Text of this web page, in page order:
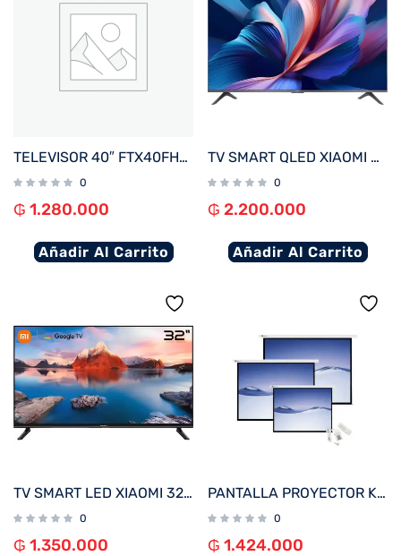
TELEVISOR 40″ FTX40FHD4V1 FHD DIG/SMART/2HDMI/2USB/RED/AND14 BORDE INFINITO
0
₲ 1.280.000
Añadir Al Carrito
TV SMART QLED XIAOMI 43″ 4K A PRO 43 2026 WI-FI – NEGRO
0
₲ 2.200.000
Añadir Al Carrito
TV SMART LED XIAOMI 32″ HD MI TV A SERIES L32M8-P2PH (2025) – NEGRO
0
₲ 1.350.000
PANTALLA PROYECTOR KLIP 100″ KPS-502 4:3 110V ELEC C/CONTROL BLANCO TECHO/P
0
₲ 1.424.000